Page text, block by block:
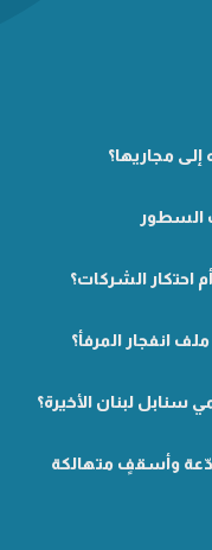
مجاريها؟
السطور
احتكار الشركات؟
انفجار المرفأ؟
سنابل لبنان الأخيرة؟
وأسقفٍ متهالكة